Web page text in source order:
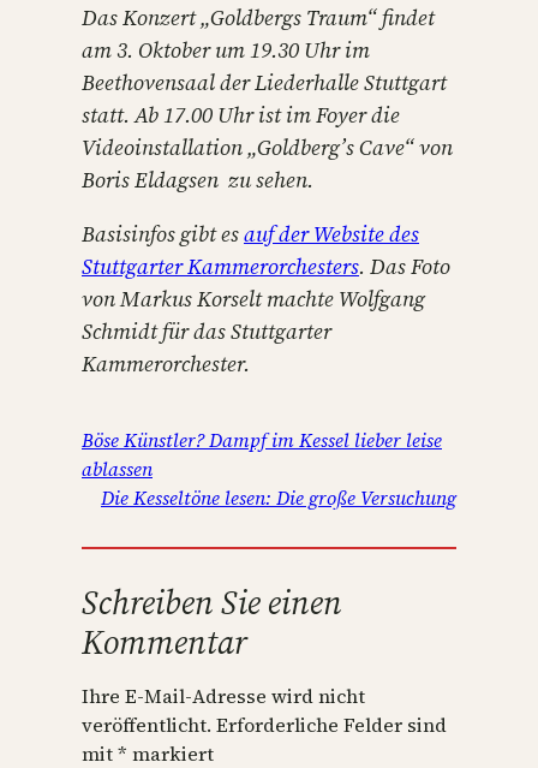
Das Konzert „Goldbergs Traum“ findet
am 3. Oktober um 19.30 Uhr im
Beethovensaal der Liederhalle Stuttgart
statt. Ab 17.00 Uhr ist im Foyer die
Videoinstallation „Goldberg’s Cave“ von
Boris Eldagsen zu sehen.
Basisinfos gibt esauf der Website des
Stuttgarter Kammerorchesters. Das Foto
von Markus Korselt machte Wolfgang
Schmidt für das Stuttgarter
Kammerorchester.
Böse Künstler? Dampf im Kessel lieber leise
ablassen
Die Kesseltöne lesen: Die große Versuchung
Schreiben Sie einen
Kommentar
Ihre E-Mail-Adresse wird nicht
veröffentlicht. Erforderliche Felder sind
mit* markiert